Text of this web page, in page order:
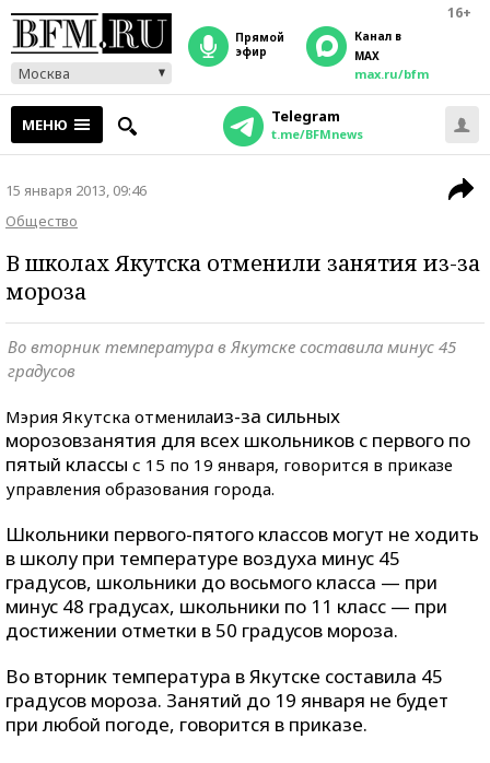
16+
Москва
прямой
эфир
Канал в
MAX
max.ru/bfm
МЕНЮ Telegram
t.me/BFMnews
15 января 2013, 09:46
Общество
В школах Якутска отменили занятия из-за
мороза
Во вторник температура в Якутске составила минус 45
градусов
Мэрия Якутска отменилаиз-за сильных
морозовзанятия для всех школьников с первого по
пятый классы с 15 по 19 января, говорится в приказе
управления образования города.
Школьники первого-пятого классов могут не ходить
в школу при температуре воздуха минус 45
градусов, школьники до восьмого класса — при
минус 48 градусах, школьники по 11 класс — при
достижении отметки в 50 градусов мороза.
Во вторник температура в Якутске составила 45
градусов мороза. Занятий до 19 января не будет
при любой погоде, говорится в приказе.